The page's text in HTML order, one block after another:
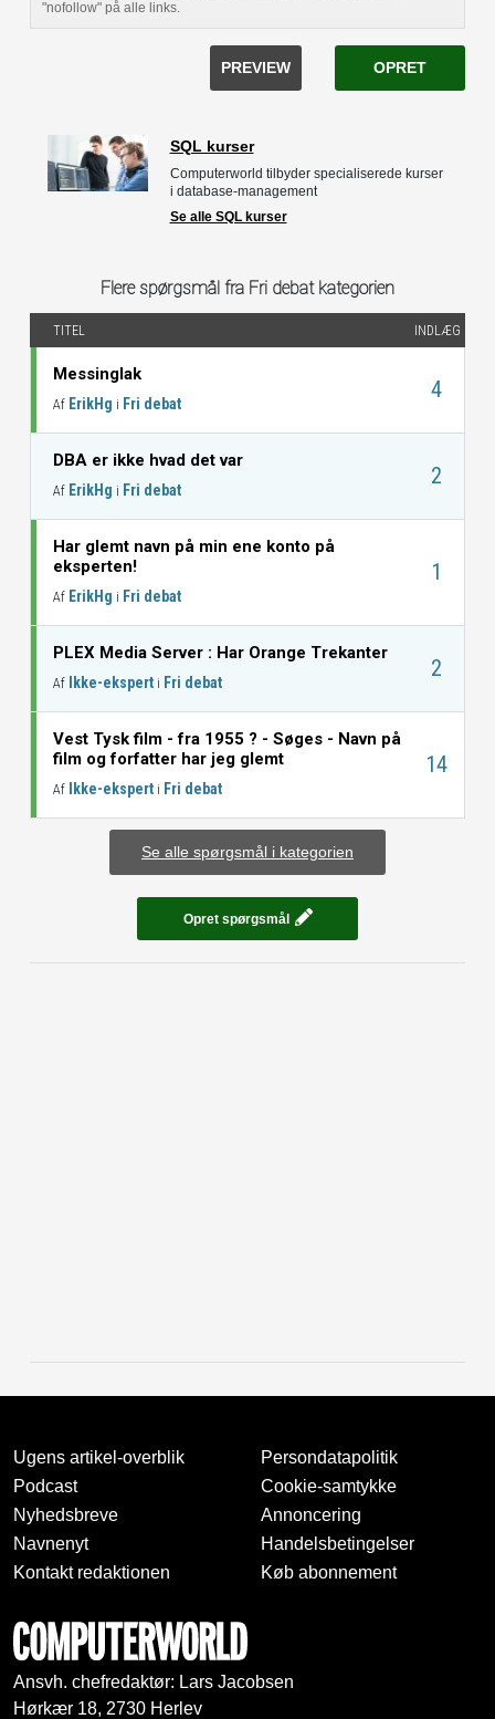
"nofollow" på alle links.
OPRET
PREVIEW
SQL kurser
Computerworld tilbyder specialiserede kurser
i database-management
Se alle SQL kurser
Flere spørgsmål fra Fri debat kategorien
TITEL INDLÆG
Messinglak
Af ErikHg i Fri debat
4
DBA er ikke hvad det var
Af ErikHg i Fri debat
2
Har glemt navn på min ene konto på
eksperten!
Af ErikHg i Fri debat
1
PLEX Media Server : Har Orange Trekanter
Af Ikke-ekspert i Fri debat
2
Vest Tysk film - fra 1955 ? - Søges - Navn på
film og forfatter har jeg glemt
Af Ikke-ekspert i Fri debat
14
Se alle spørgsmål i kategorien
Opret spørgsmål
Ugens artikel-overblik
Podcast
Nyhedsbreve
Navnenyt
Kontakt redaktionen
Persondatapolitik
Cookie-samtykke
Annoncering
Handelsbetingelser
Køb abonnement
Ansvh. chefredaktør: Lars Jacobsen
Hørkær 18, 2730 Herlev